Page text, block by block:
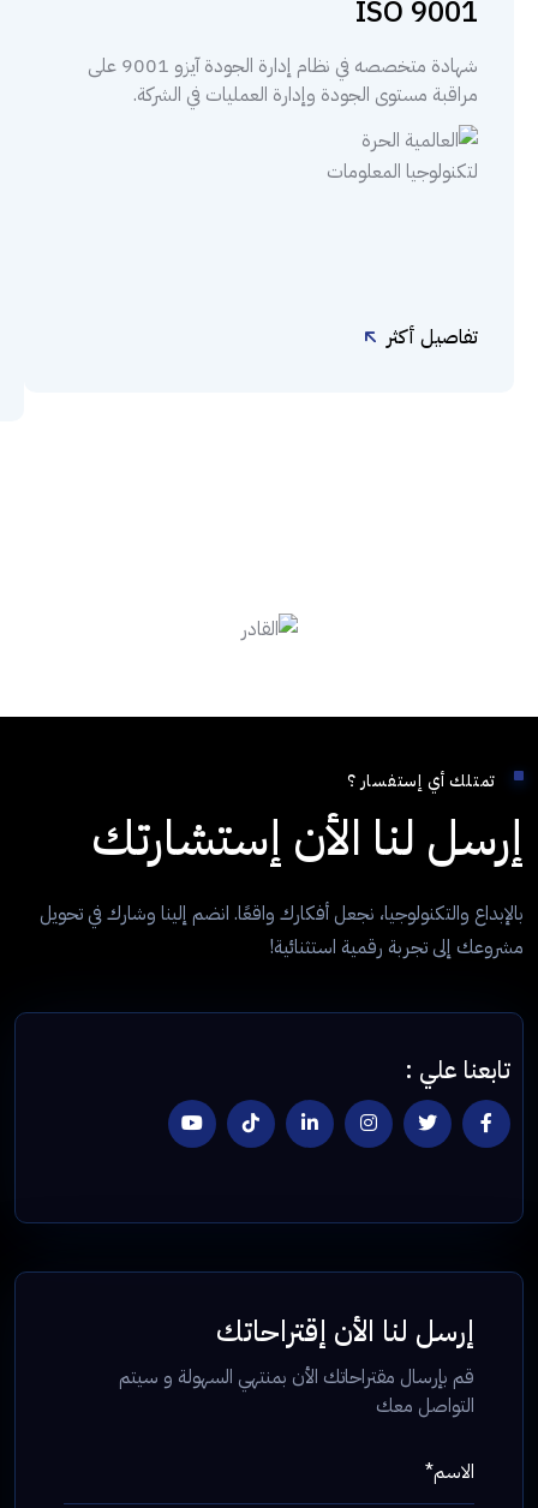
ISO 9001
شهادة متخصصه في نظام إدارة الجودة آيزو 9001 على
مراقبة مستوى الجودة وإدارة العمليات في الشركة.
تفاصيل أكثر
تمتلك أي إستفسار ؟
إرسل لنا الأن إستشارتك
بالإبداع والتكنولوجيا، نجعل أفكارك واقعًا. انضم إلينا وشارك في تحويل
مشروعك إلى تجربة رقمية استثنائية!
تابعنا علي :
إرسل لنا الأن إقتراحاتك
قم بإرسال مقتراحاتك الأن بمنتهي السهولة و سيتم
التواصل معك
الاسم*